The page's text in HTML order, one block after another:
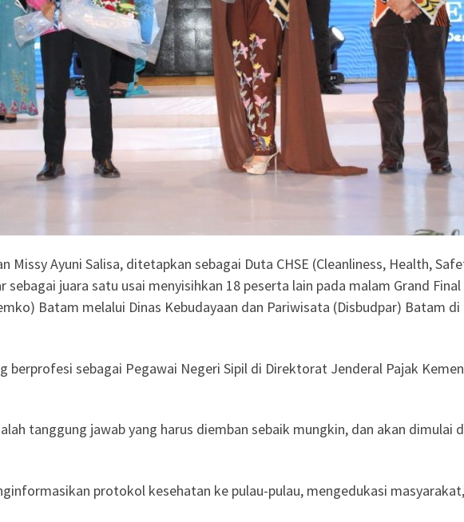
Missy Ayuni Salisa, ditetapkan sebagai Duta CHSE (Cleanliness, Health,
juara satu usai menyisihkan 18 peserta lain pada malam Grand
Batam melalui Dinas Kebudayaan dan Pariwisata (Disbudpar) Batam
berprofesi sebagai Pegawai Negeri Sipil di Direktorat Jenderal Pajak
tanggung jawab yang harus diemban sebaik mungkin, dan akan dimulai
protokol kesehatan ke pulau-pulau, mengedukasi